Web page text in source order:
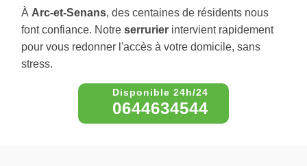
À Arc-et-Senans, des centaines de résidents nous
font confiance. Notre serrurier intervient rapidement
pour vous redonner l'accès à votre domicile, sans
stress.
0644634544